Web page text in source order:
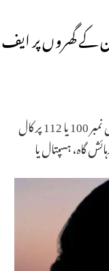
کے گھروں پر ایف
نیا طریقہ کار متاثرین یا ان کے نمائندوں کو ایمرجنسی نمبر 100 یا 112 پر کال
گاہ، ہسپتال یا